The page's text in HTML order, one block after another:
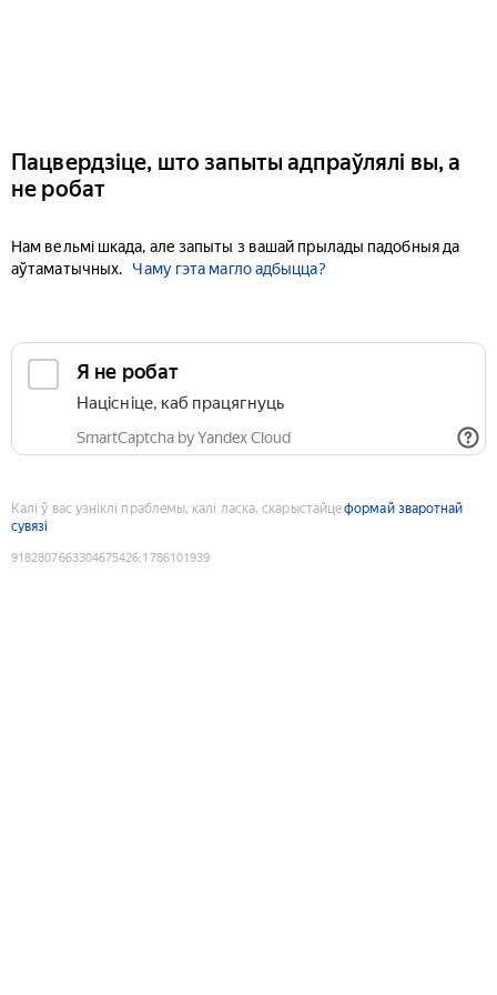
Пацвердзіце, што запыты адпраўлялі вы, а
не робат
Нам вельмі шкада, але запыты з вашай прылады падобныя да
аўтаматычных.
Чаму гэта магло адбыцца?
Я не робат
Націсніце, каб працягнуць
SmartCaptcha by Yandex Cloud
Калі ў вас узніклі праблемы, калі ласка, скарыстайцеформай зваротнай
сувязі
9182807663304675426:1786101939